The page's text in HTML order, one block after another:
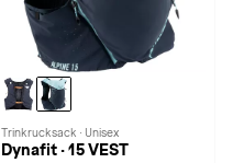
Trinkrucksack · Unisex
Dynafit · 15 VEST